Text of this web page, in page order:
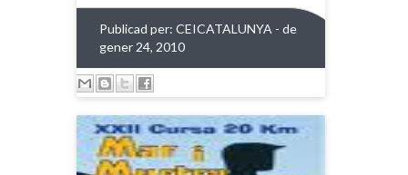
Publicad per: CEICATALUNYA - de
gener 24, 2010